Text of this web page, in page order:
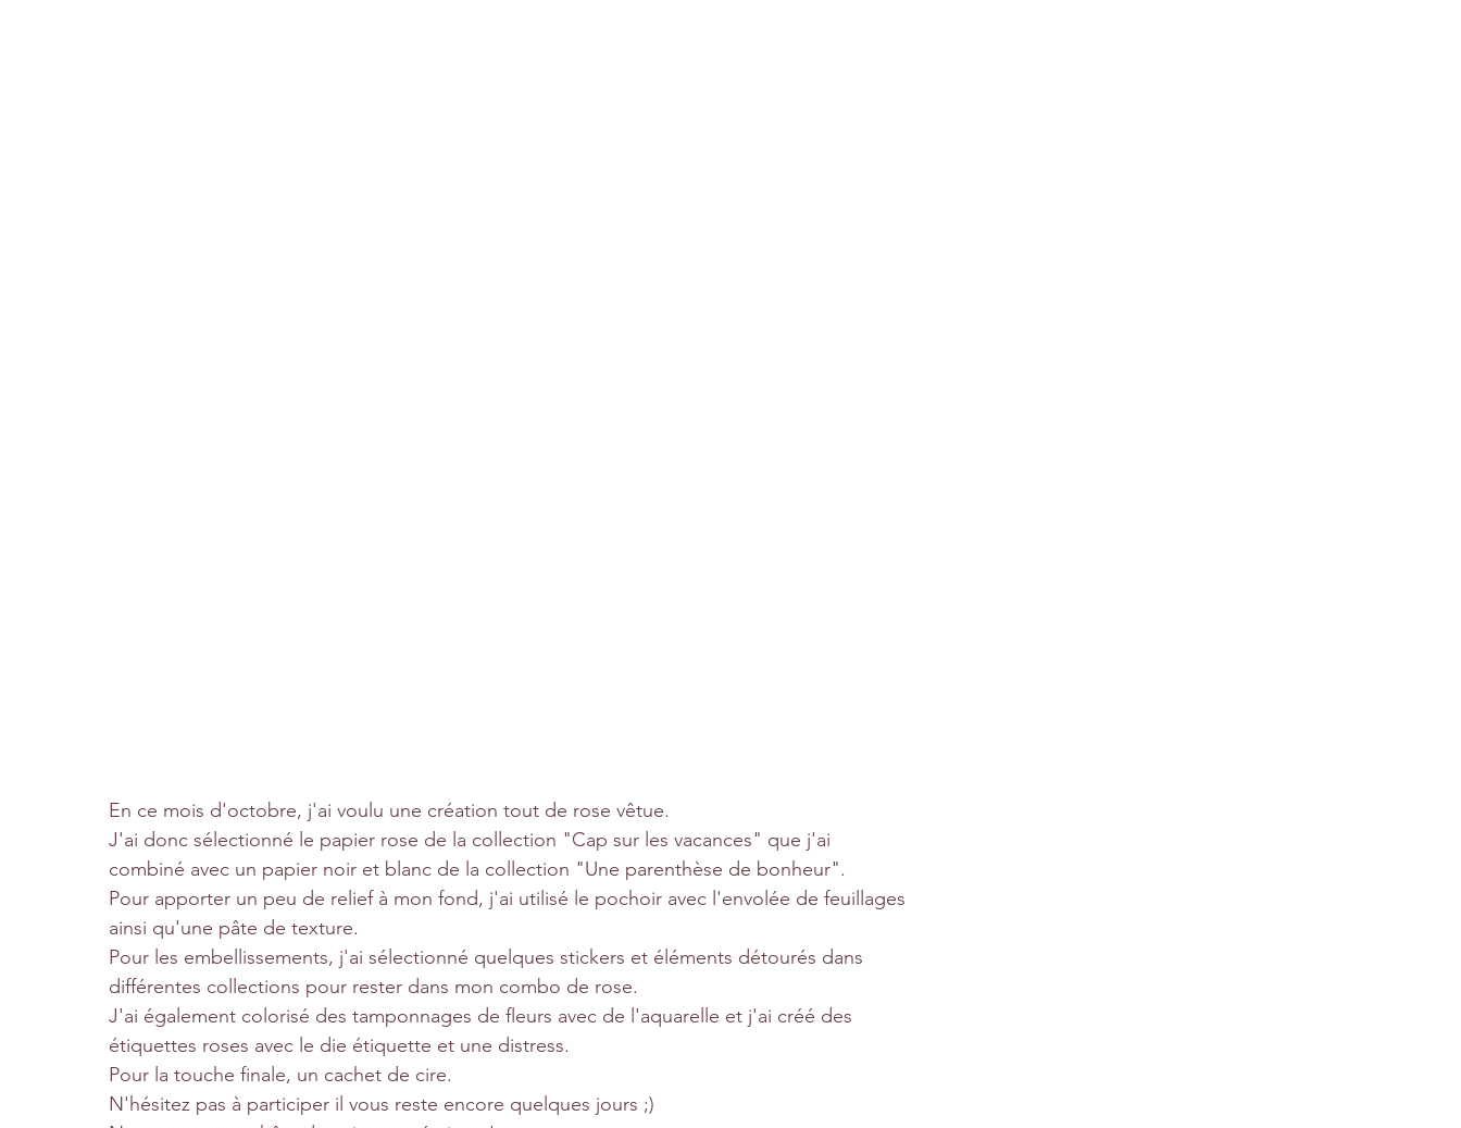
En ce mois d'octobre, j'ai voulu une création tout de rose vêtue.
J'ai donc sélectionné le papier rose de la collection "Cap sur les vacances" que j'ai
combiné avec un papier noir et blanc de la collection "Une parenthèse de bonheur".
Pour apporter un peu de relief à mon fond, j'ai utilisé le pochoir avec l'envolée de feuillages
ainsi qu'une pâte de texture.
Pour les embellissements, j'ai sélectionné quelques stickers et éléments détourés dans
différentes collections pour rester dans mon combo de rose.
J'ai également colorisé des tamponnages de fleurs avec de l'aquarelle et j'ai créé des
étiquettes roses avec le die étiquette et une distress.
Pour la touche finale, un cachet de cire.
N'hésitez pas à participer il vous reste encore quelques jours ;)